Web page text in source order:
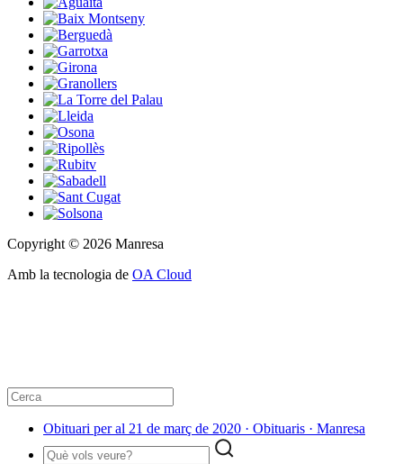
Copyright © 2026 Manresa
Amb la tecnologia de OA Cloud
Obituari per al 21 de març de 2020 · Obituaris · Manresa